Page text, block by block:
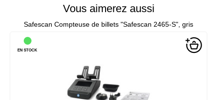
Vous aimerez aussi
Safescan Compteuse de billets "Safescan 2465-S", gris
EN STOCK